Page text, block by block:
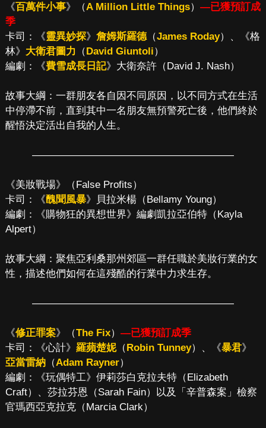
《百萬件小事》（A Million Little Things） —已獲預訂成
季
卡司：《靈異妙探》 詹姆斯羅德（James Roday）、《格
林》 大衛君圖力 （David Giuntoli）
編劇：《費雪成長日記》大衛奈許（David J. Nash）
故事大綱：一群朋友各自因不同原因，以不同方式在生活
中停滯不前，直到其中一名朋友無預警死亡後，他們終於
醒悟決定活出自我的人生。
————————————————————
《美妝戰場》（False Profits）
卡司：《醜聞風暴》貝拉米楊（Bellamy Young）
編劇：《購物狂的異想世界》編劇凱拉亞伯特（Kayla
Alpert）
故事大綱：聚焦亞利桑那州郊區一群任職於美妝行業的女
性，描述他們如何在這殘酷的行業中力求生存。
————————————————————
《修正罪案》（The Fix） —已獲預訂成季
卡司：《心計》 羅蘋楚妮（Robin Tunney）、《暴君》
亞當雷納（Adam Rayner）
編劇：《玩偶特工》伊莉莎白克拉夫特（Elizabeth
Craft）、莎拉芬恩（Sarah Fain）以及「辛普森案」檢察
官瑪西亞克拉克（Marcia Clark）